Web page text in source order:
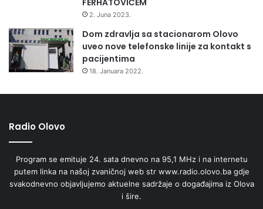
2. Juna 2023.
Dom zdravlja sa stacionarom Olovo
uveo nove telefonske linije za kontakt s
pacijentima
18. Januara 2022.
Radio Olovo
Program se emituje 24. sata dnevno na 95,1 MHz i na internetu
putem linka na našoj zvaničnoj web str www.radio.olovo.ba gdje
svakodnevno objavljujemo aktuelne sadržaje o događajima iz Olova
i šire.